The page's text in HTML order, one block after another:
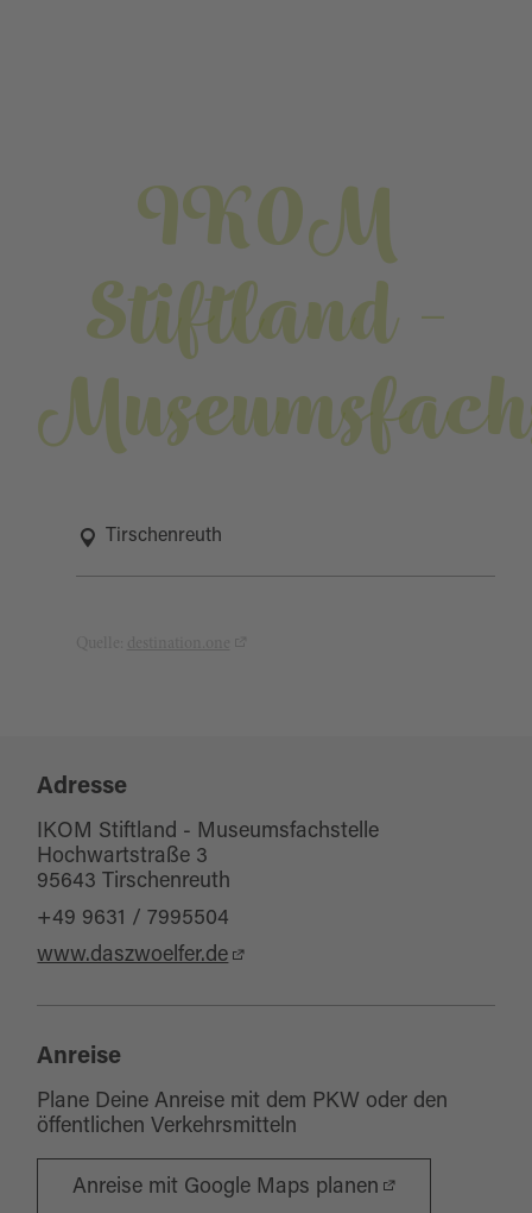
IKOM
Stiftland -
Tirschenreuth
Adresse
IKOM Stiftland - Museumsfachstelle
Hochwartstraße 3
95643 Tirschenreuth
+49 9631 / 7995504
www.daszwoelfer.de
Anreise
Plane Deine Anreise mit dem PKW oder den
öffentlichen Verkehrsmitteln
Anreise mit Google Maps planen